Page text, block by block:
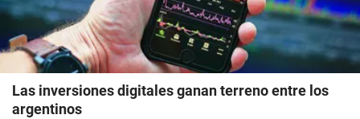
Las inversiones digitales ganan terreno entre los
argentinos